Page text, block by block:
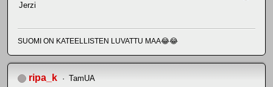
Jerzi
SUOMI ON KATEELLISTEN LUVATTU MAA😂😂
ripa_k TamUA